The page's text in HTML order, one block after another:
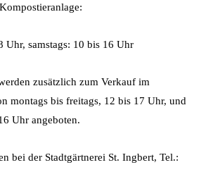
Uhr, samstags: 10 bis 16 Uhr
zusätzlich zum Verkauf im
montags bis freitags, 12 bis 17 Uhr, und
Uhr angeboten.
bei der Stadtgärtnerei St. Ingbert, Tel.: